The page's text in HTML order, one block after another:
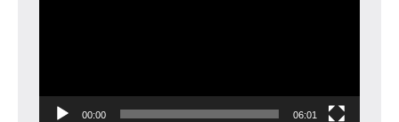
00:00 06:01